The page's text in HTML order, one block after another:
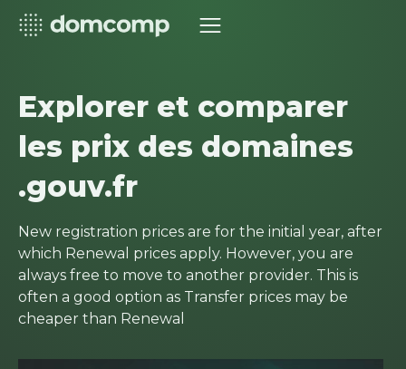
Explorer et comparer
les prix des domaines
.gouv.fr
New registration prices are for the initial year, after
which Renewal prices apply. However, you are
always free to move to another provider. This is
often a good option as Transfer prices may be
cheaper than Renewal